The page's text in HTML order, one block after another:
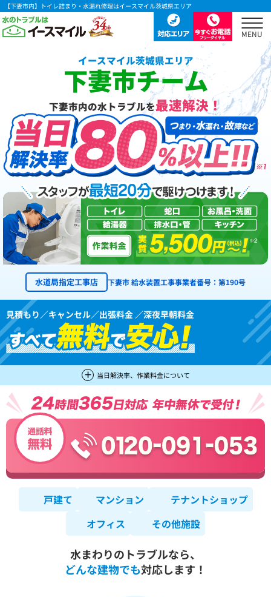
【下妻市内】トイレ詰まり・水漏れ修理はイースマイル茨城県エリア
イースマイル茨城県エリア
下妻市チーム
下妻市内の水トラブルを最速解決！
水道局指定工事店 下妻市 給水装置工事事業者番号：第190号
見積もり／キャンセル／出張料金 ／深夜早朝料金
当日解決率、作業料金について
戸建て マンション
テナントショップ
オフィス
その他施設
水まわりのトラブルなら、
どんな建物でも対応します！